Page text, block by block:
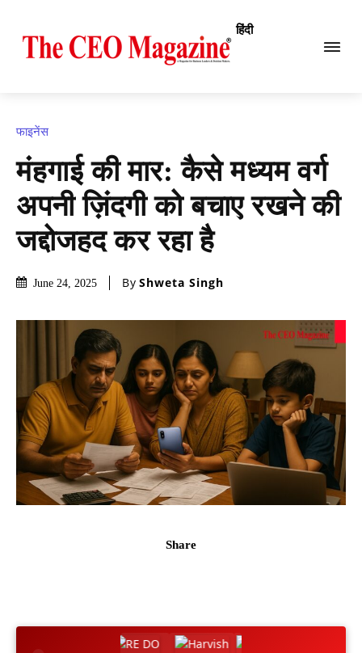
हिंदी
फाइनेंस
मंहगाई की मार: कैसे मध्यम वर्ग
अपनी ज़िंदगी को बचाए रखने की
जद्दोजहद कर रहा है
June 24, 2025 By Shweta Singh
Share